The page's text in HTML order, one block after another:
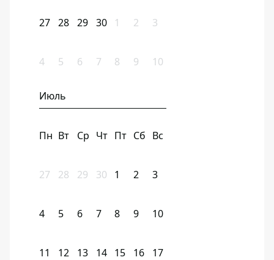
27 28 29 30 1 2 3
4 5 6 7 8 9 10
Июль
Пн Вт Ср Чт Пт Сб Вс
27 28 29 30 1 2 3
4 5 6 7 8 9 10
11 12 13 14 15 16 17